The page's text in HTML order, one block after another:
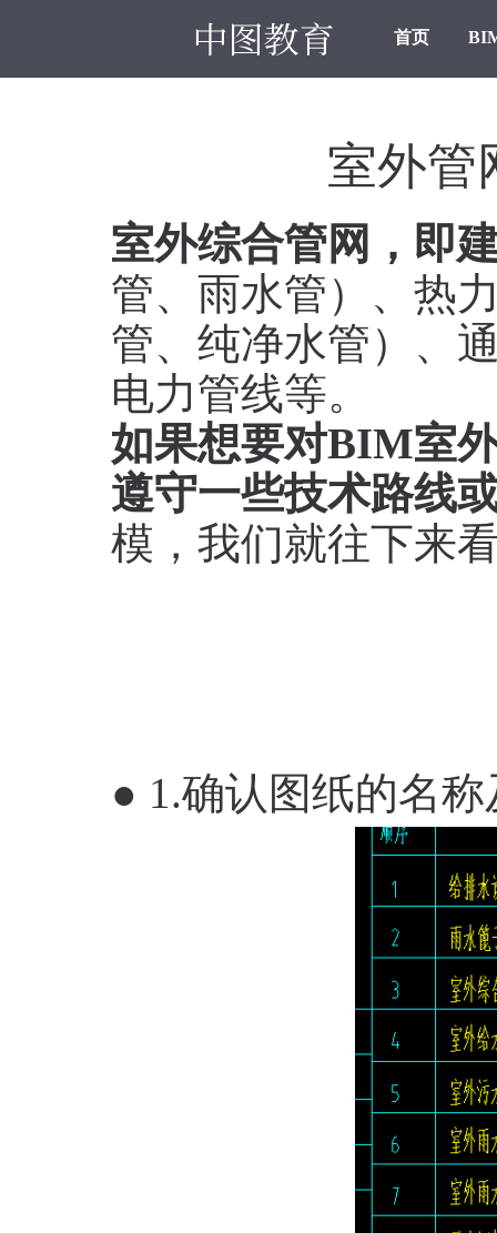
首页
室外管
室外综合管网，即
管、雨水管）、热
管、纯净水管）、
电力管线等。
如果想要对BIM室
遵守一些技术路线
模，我们就往下来
● 1.确认图纸的名